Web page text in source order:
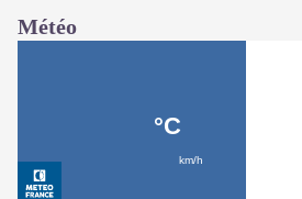
Météo